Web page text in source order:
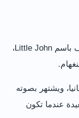
يوجد داخل القبة جرس الساعة المعروف باسم Little John،
ويشتهر بصوته
عندما تكون